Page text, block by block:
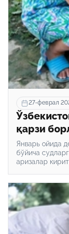
27-феврал
қарзи
Январь ойида
бўйича
аризалар